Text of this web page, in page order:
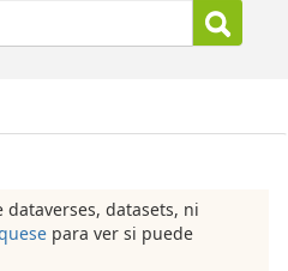
dataverses, datasets, ni
para ver si puede